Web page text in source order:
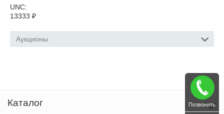
UNC:
13333 ₽
Аукционы
Каталог Позвонить